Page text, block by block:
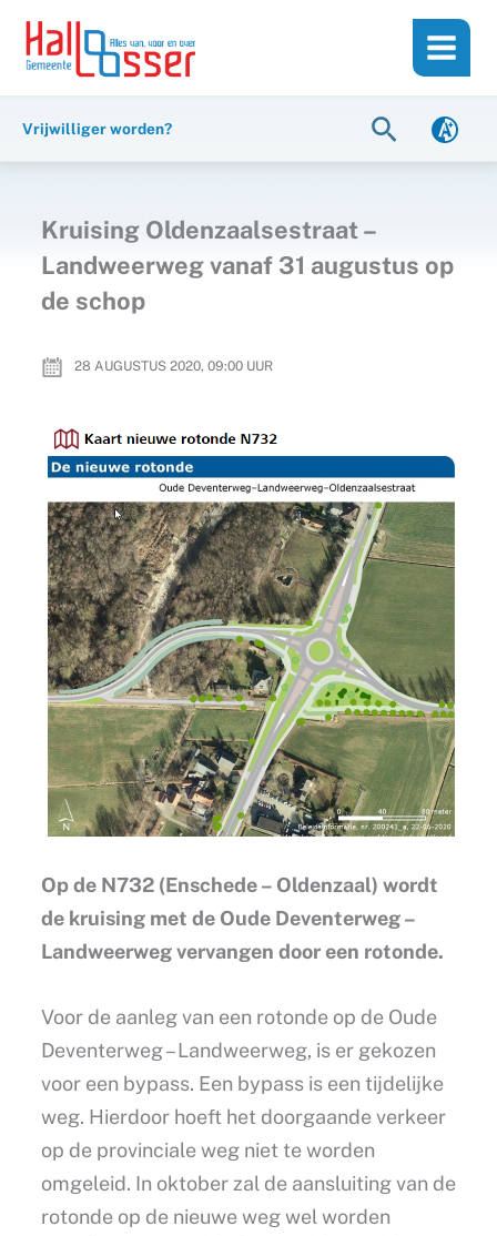
inhoud
naar
Vrijwilliger worden? Zoeken
Kruising Oldenzaalsestraat –
Landweerweg vanaf 31 augustus op
de schop
28 AUGUSTUS 2020, 09:00UUR
Op de N732 (Enschede – Oldenzaal) wordt
de kruising met de Oude Deventerweg –
Landweerweg vervangen door een rotonde.
Voor de aanleg van een rotonde op de Oude
Deventerweg – Landweerweg, is er gekozen
voor een bypass. Een bypass is een tijdelijke
weg. Hierdoor hoeft het doorgaande verkeer
op de provinciale weg niet te worden
omgeleid. In oktober zal de aansluiting van de
rotonde op de nieuwe weg wel worden